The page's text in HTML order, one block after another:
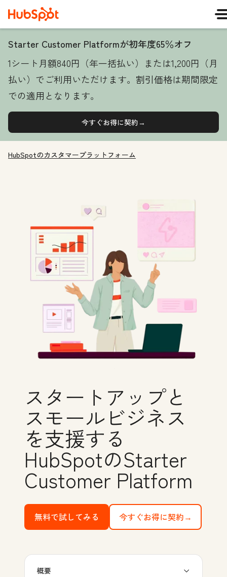
Starter Customer Platformが初年度65％オフ
1シート月額840円（年一括払い）または1,200円（月
払い）でご利用いただけます。割引価格は期間限定
での適用となります。
今すぐお得に契約→
HubSpotのカスタマープラットフォーム
スタートアップと
スモールビジネス
を支援する
HubSpotのStarter
Customer Platform
無料で試してみる with HubSpot's free tools
今すぐお得に契約→
概要